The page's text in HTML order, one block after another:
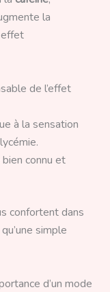
la
de l’effet
à la sensation
connu et
confortent dans
simple
d’un mode